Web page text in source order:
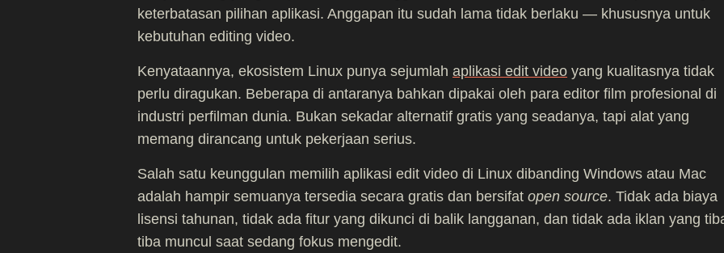
keterbatasan pilihan aplikasi. Anggapan itu sudah lama tidak berlaku — khususnya untuk
kebutuhan editing video.
Kenyataannya, ekosistem Linux punya sejumlah aplikasi edit video yang kualitasnya tidak
perlu diragukan. Beberapa di antaranya bahkan dipakai oleh para editor film profesional di
industri perfilman dunia. Bukan sekadar alternatif gratis yang seadanya, tapi alat yang
memang dirancang untuk pekerjaan serius.
Salah satu keunggulan memilih aplikasi edit video di Linux dibanding Windows atau Mac
adalah hampir semuanya tersedia secara gratis dan bersifat open source. Tidak ada biaya
lisensi tahunan, tidak ada fitur yang dikunci di balik langganan, dan tidak ada iklan yang
tiba muncul saat sedang fokus mengedit.